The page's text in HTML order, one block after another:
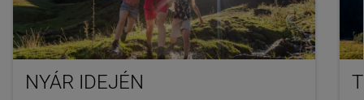
NYÁR IDEJÉN